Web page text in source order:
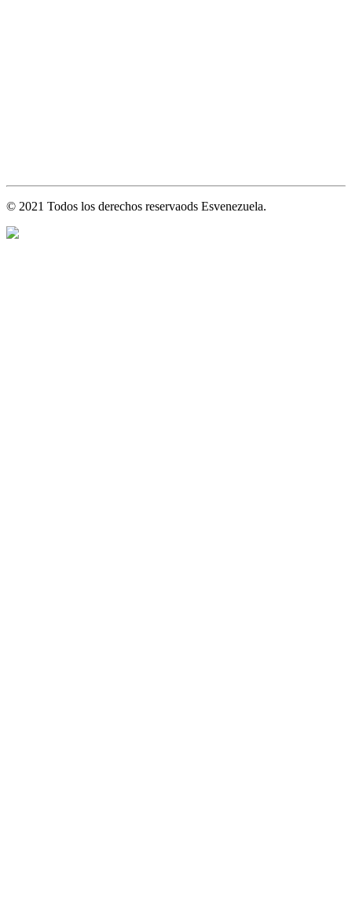
© 2021 Todos los derechos reservaods Esvenezuela.